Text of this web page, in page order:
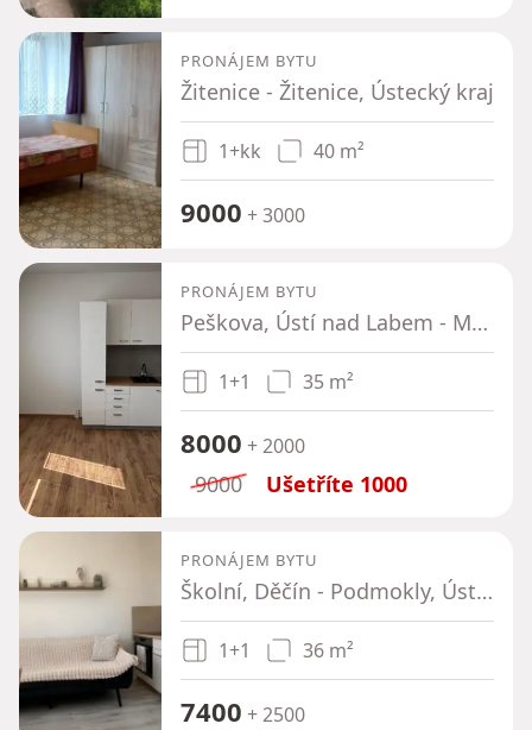
PRONÁJEM BYTU
Žitenice - Žitenice, Ústecký kraj
1+kk 40 m²
9000 + 3000
PRONÁJEM BYTU
Peškova, Ústí nad Labem - Mojžíř, Ústecký kraj
1+1 35 m²
8000 + 2000
9000 Ušetříte 1000
PRONÁJEM BYTU
Školní, Děčín - Podmokly, Ústecký kraj
1+1 36 m²
7400 + 2500